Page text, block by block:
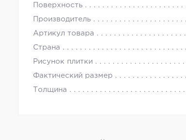
Поверхность
Производитель
Артикул товара
Страна
Рисунок плитки
Фактический размер
Толщина
Коллекция Vonn от производителя
цвета. Артикул товара — LV10984.
Комментарии